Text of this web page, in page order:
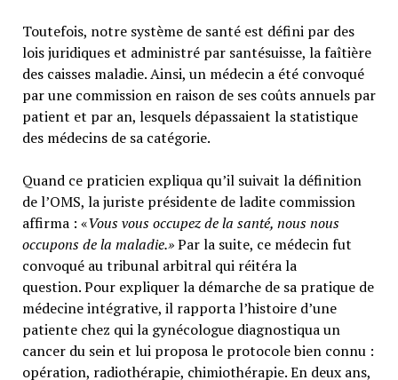
Toutefois, notre système de santé est défini par des
lois juridiques et administré par santésuisse, la faîtière
des caisses maladie. Ainsi, un médecin a été convoqué
par une commission en raison de ses coûts annuels par
patient et par an, lesquels dépassaient la statistique
des médecins de sa catégorie.
Quand ce praticien expliqua qu’il suivait la définition
de l’OMS, la juriste présidente de ladite commission
affirma : «Vous vous occupez de la santé, nous nous
occupons de la maladie.»Par la suite, ce médecin fut
convoqué au tribunal arbitral qui réitéra la
question. Pour expliquer la démarche de sa pratique de
médecine intégrative, il rapporta l’histoire d’une
patiente chez qui la gynécologue diagnostiqua un
cancer du sein et lui proposa le protocole bien connu :
opération, radiothérapie, chimiothérapie. En deux ans,